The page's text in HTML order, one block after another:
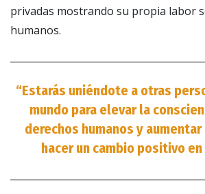
privadas mostrando su propia labor
humanos.
“Estarás uniéndote a otras
mundo para elevar la
derechos humanos y
hacer un cambio positivo en